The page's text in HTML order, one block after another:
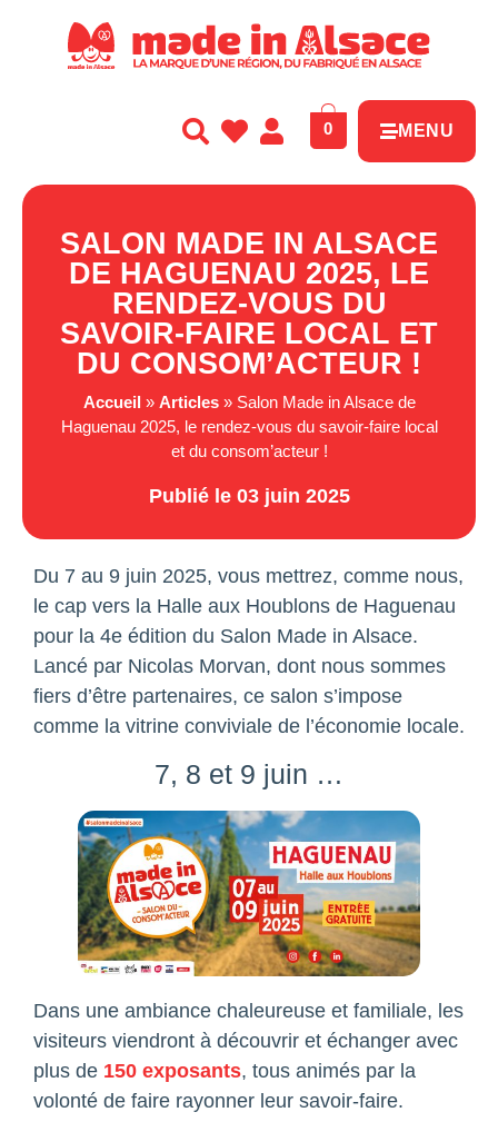
0 MENU
SALON MADE IN ALSACE
DE HAGUENAU 2025, LE
RENDEZ-VOUS DU
SAVOIR-FAIRE LOCAL ET
DU CONSOM’ACTEUR !
Accueil » Articles» Salon Made in Alsace de
Haguenau 2025, le rendez-vous du savoir-faire local
et du consom’acteur !
Publié le 03 juin 2025
Du 7 au 9 juin 2025, vous mettrez, comme nous,
le cap vers la Halle aux Houblons de Haguenau
pour la 4e édition du Salon Made in Alsace.
Lancé par Nicolas Morvan, dont nous sommes
fiers d’être partenaires, ce salon s’impose
comme la vitrine conviviale de l’économie locale.
7, 8 et 9 juin …
Dans une ambiance chaleureuse et familiale, les
visiteurs viendront à découvrir et échanger avec
plus de 150 exposants, tous animés par la
volonté de faire rayonner leur savoir-faire.